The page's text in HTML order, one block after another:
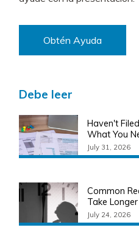
Obtén Ayuda
Debe leer
Haven't
What You
July 31, 2026
Common
Take
July 24, 2026